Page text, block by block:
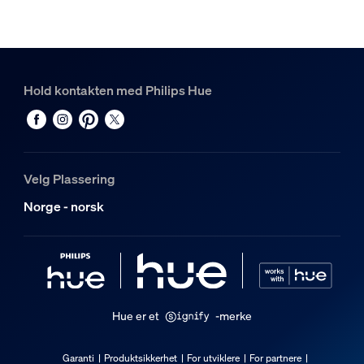
Hue White and color ambiance Perifo sylinderspotlight
Hold kontakten med Philips Hue
Velg Plassering
Norge - norsk
Hue er et -merke
Garanti Produktsikkerhet For utviklere For partnere